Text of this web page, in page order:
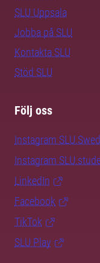
SLU Uppsala
Jobba på SLU
Kontakta SLU
Stöd SLU
Följ oss
Instagram
Instagram
LinkedIn
Facebook
TikTok
SLU Play